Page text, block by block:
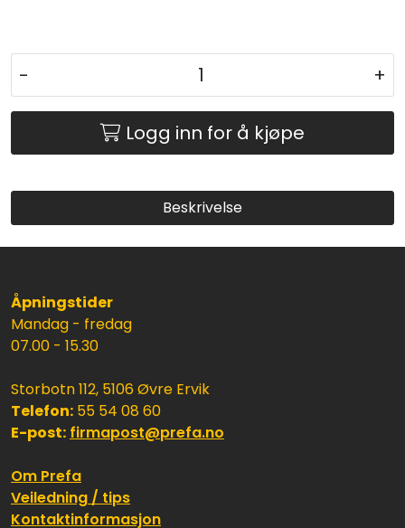
- +
Logg inn for å kjøpe
Beskrivelse
Åpningstider
Mandag - fredag
07.00 - 15.30
Storbotn 112, 5106 Øvre Ervik
Telefon: 55 54 08 60
E-post: firmapost@prefa.no
Om Prefa
Veiledning / tips
Kontaktinformasjon